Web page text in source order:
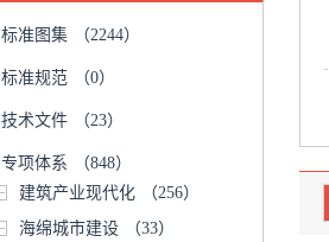
标准图集 （2244）
标准规范 （0）
技术文件 （23）
专项体系
（848）
建筑产业现代化
（256）
海绵城市建设
（33）